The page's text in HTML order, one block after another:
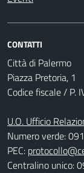
CONTATTI
Città di Palermo
Piazza Pretoria, 1
Codice fiscale / P.
U.O. Ufficio
Numero verde:
PEC:
Centralino unico: